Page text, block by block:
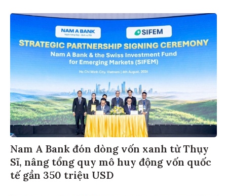
​​​​​​​Nam A Bank đón dòng vốn xanh từ Thụy
Sĩ, nâng tổng quy mô huy động vốn quốc
tế gần 350 triệu USD